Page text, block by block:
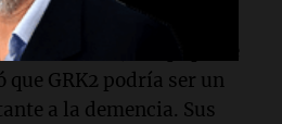
humano como
Alzheimer, el equipo de
que GRK2 podría ser un
a la demencia. Sus